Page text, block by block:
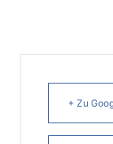
+ Zu